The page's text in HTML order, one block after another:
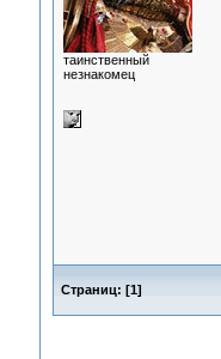
таинственный
незнакомец
Страниц: [1]